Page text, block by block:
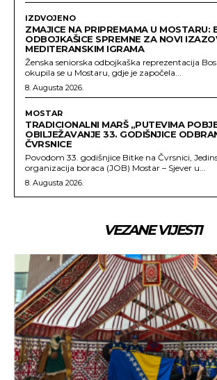
IZDVOJENO
ZMAJICE NA PRIPREMAMA U MOSTARU:
ODBOJKAŠICE SPREMNE ZA NOVI
MEDITERANSKIM IGRAMA
Ženska seniorska odbojkaška reprezentacija
okupila se u Mostaru, gdje je započela...
8. Augusta 2026.
MOSTAR
TRADICIONALNI MARŠ „PUTEVIMA
OBILJEŽAVANJE 33. GODIŠNJICE
ČVRSNICE
Povodom 33. godišnjice Bitke na Čvrsnici,
organizacija boraca (JOB) Mostar – Sjever u...
8. Augusta 2026.
VEZANE VIJESTI